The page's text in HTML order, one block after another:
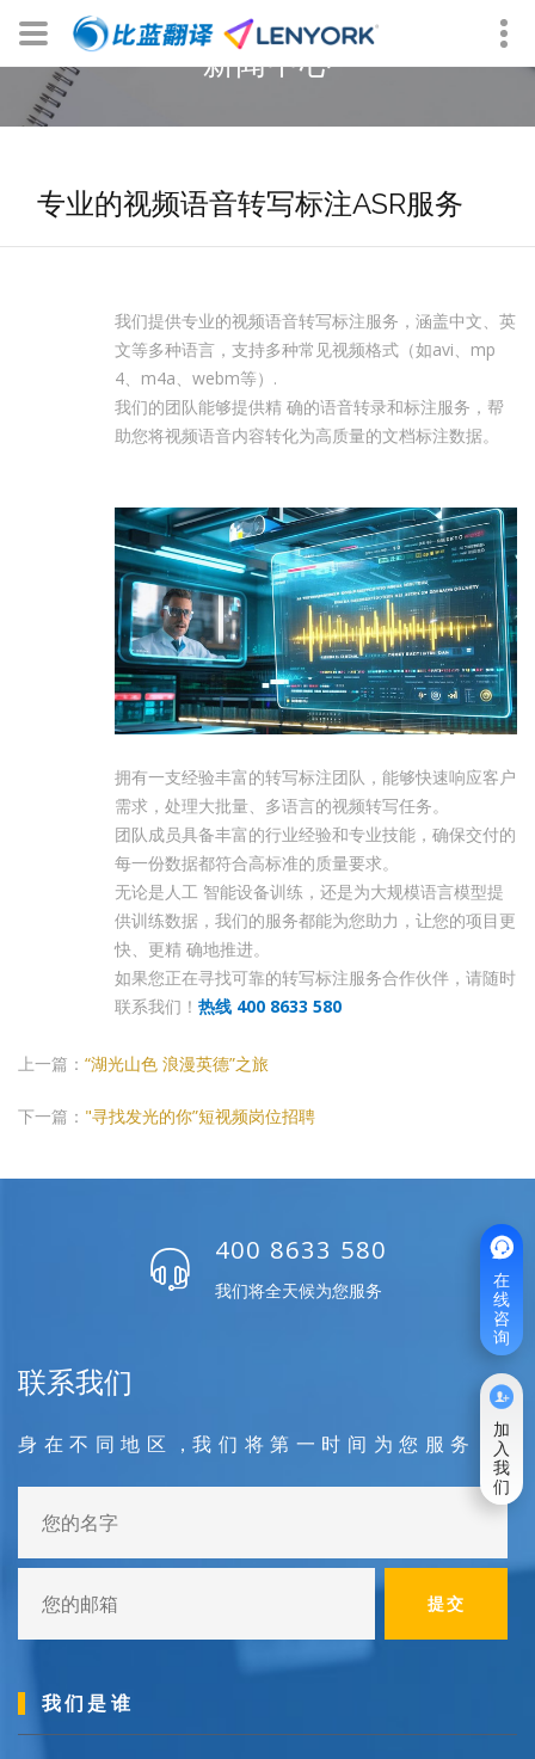
新闻中心
专业的视频语音转写标注ASR服务
我们提供专业的视频语音转写标注服务，涵盖中文、英
文等多种语言，支持多种常见视频格式（如avi、mp
4、m4a、webm等）.
我们的团队能够提供精 确的语音转录和标注服务，帮
助您将视频语音内容转化为高质量的文档标注数据。
拥有一支经验丰富的转写标注团队，能够快速响应客户
需求，处理大批量、多语言的视频转写任务。
团队成员具备丰富的行业经验和专业技能，确保交付的
每一份数据都符合高标准的质量要求。
无论是人工 智能设备训练，还是为大规模语言模型提
供训练数据，我们的服务都能为您助力，让您的项目更
快、更精 确地推进。
如果您正在寻找可靠的转写标注服务合作伙伴，请随时
联系我们！ 热线 400 8633 580
上一篇： “湖光山色 浪漫英德”之旅
下一篇： "寻找发光的你”短视频岗位招聘
400 8633 580
我们将全天候为您服务
联系我们
身 在 不 同 地 区 ，我 们 将 第 一 时 间 为 您 服 务
提交
我们是谁

在
线
咨
询

加
入
我
们